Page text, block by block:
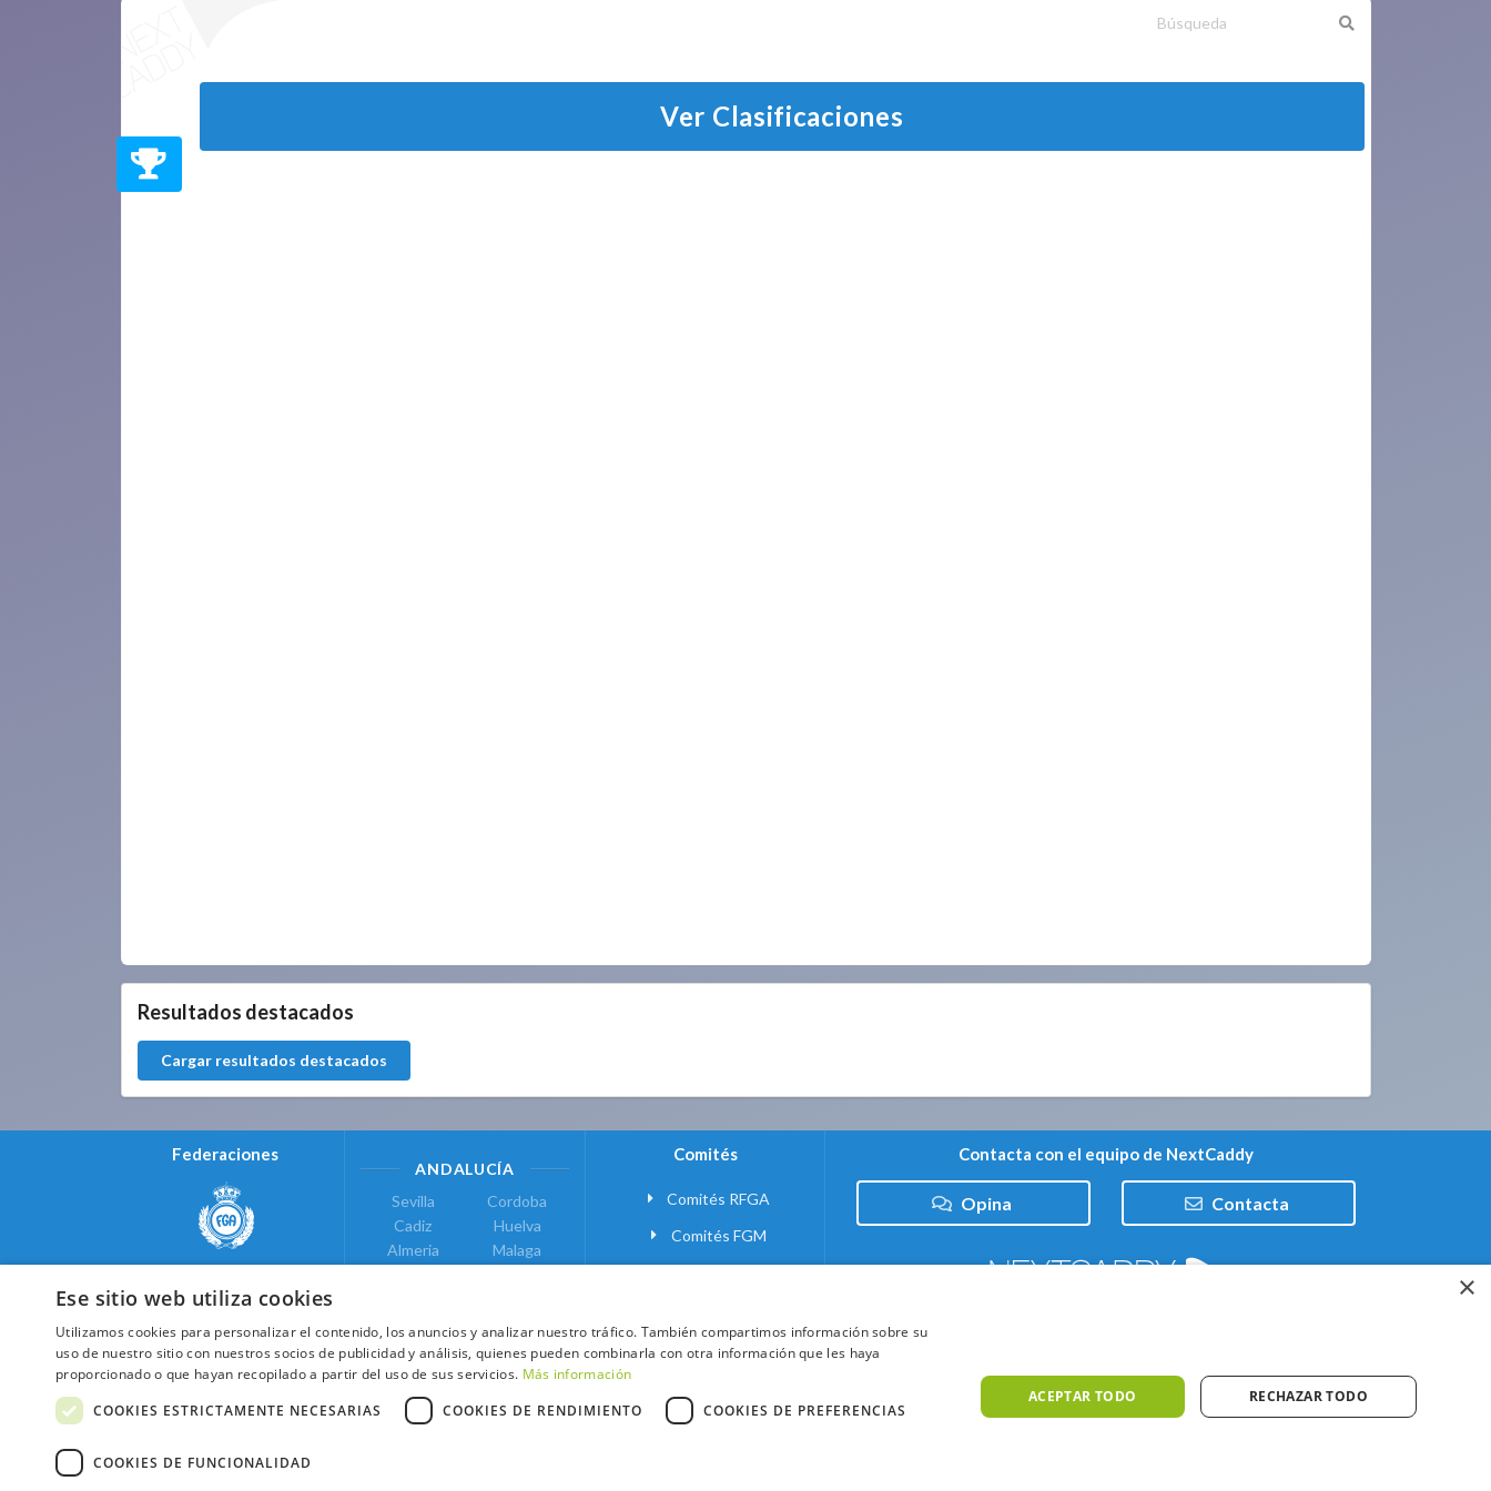
Ver Clasificaciones
Resultados destacados
Cargar resultados destacados
Federaciones
Real Federación Andaluza de
Golf
Federación de Golf de Madrid
ANDALUCÍA
Sevilla
Cadiz
Almeria
Cordoba
Huelva
Malaga
Valencia
COMUNIDAD DE MADRID
Madrid
Comités
Comités RFGA
Comités FGM
Contacta con el equipo de NextCaddy
Opina Contacta
×
Ese sitio web utiliza cookies
Utilizamos cookies para personalizar el contenido, los anuncios y analizar nuestro tráfico. También compartimos información sobre su
uso de nuestro sitio con nuestros socios de publicidad y análisis, quienes pueden combinarla con otra información que les haya
proporcionado o que hayan recopilado a partir del uso de sus servicios. Más información
COOKIES ESTRICTAMENTE NECESARIAS
COOKIES DE RENDIMIENTO COOKIES DE PREFERENCIAS
COOKIES DE FUNCIONALIDAD
ACEPTAR TODO RECHAZAR TODO